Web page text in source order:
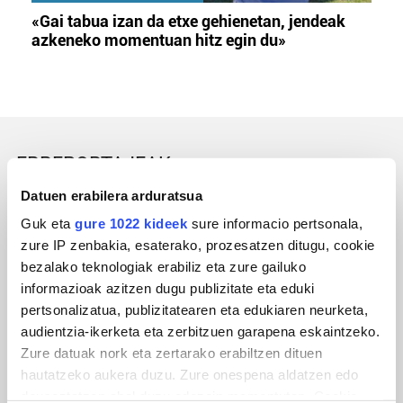
Datuen erabilera arduratsua
Guk eta gure 1022 kideek sure informacio pertsonala,
zure IP zenbakia, esaterako, prozesatzen ditugu, cookie
bezalako teknologiak erabiliz eta zure gailuko
informazioak azitzen dugu publizitate eta eduki
pertsonalizatua, publizitatearen eta edukiaren neurketa,
audientzia-ikerketa eta zerbitzuen garapena eskaintzeko.
Zure datuak nork eta zertarako erabiltzen dituen
hautatzeko aukera duzu. Zure onespena aldatzen edo
«Gai tabua izan da etxe gehienetan, jendeak
azkeneko momentuan hitz egin du»
ERREPORTAJEAK
URBIAKO FESTA